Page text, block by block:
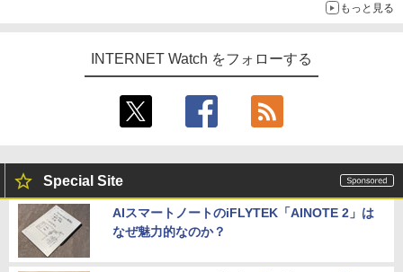
もっと見る
INTERNET Watch をフォローする
Special Site
AIスマートノートのiFLYTEK「AINOTE 2」は
なぜ魅力的なのか？